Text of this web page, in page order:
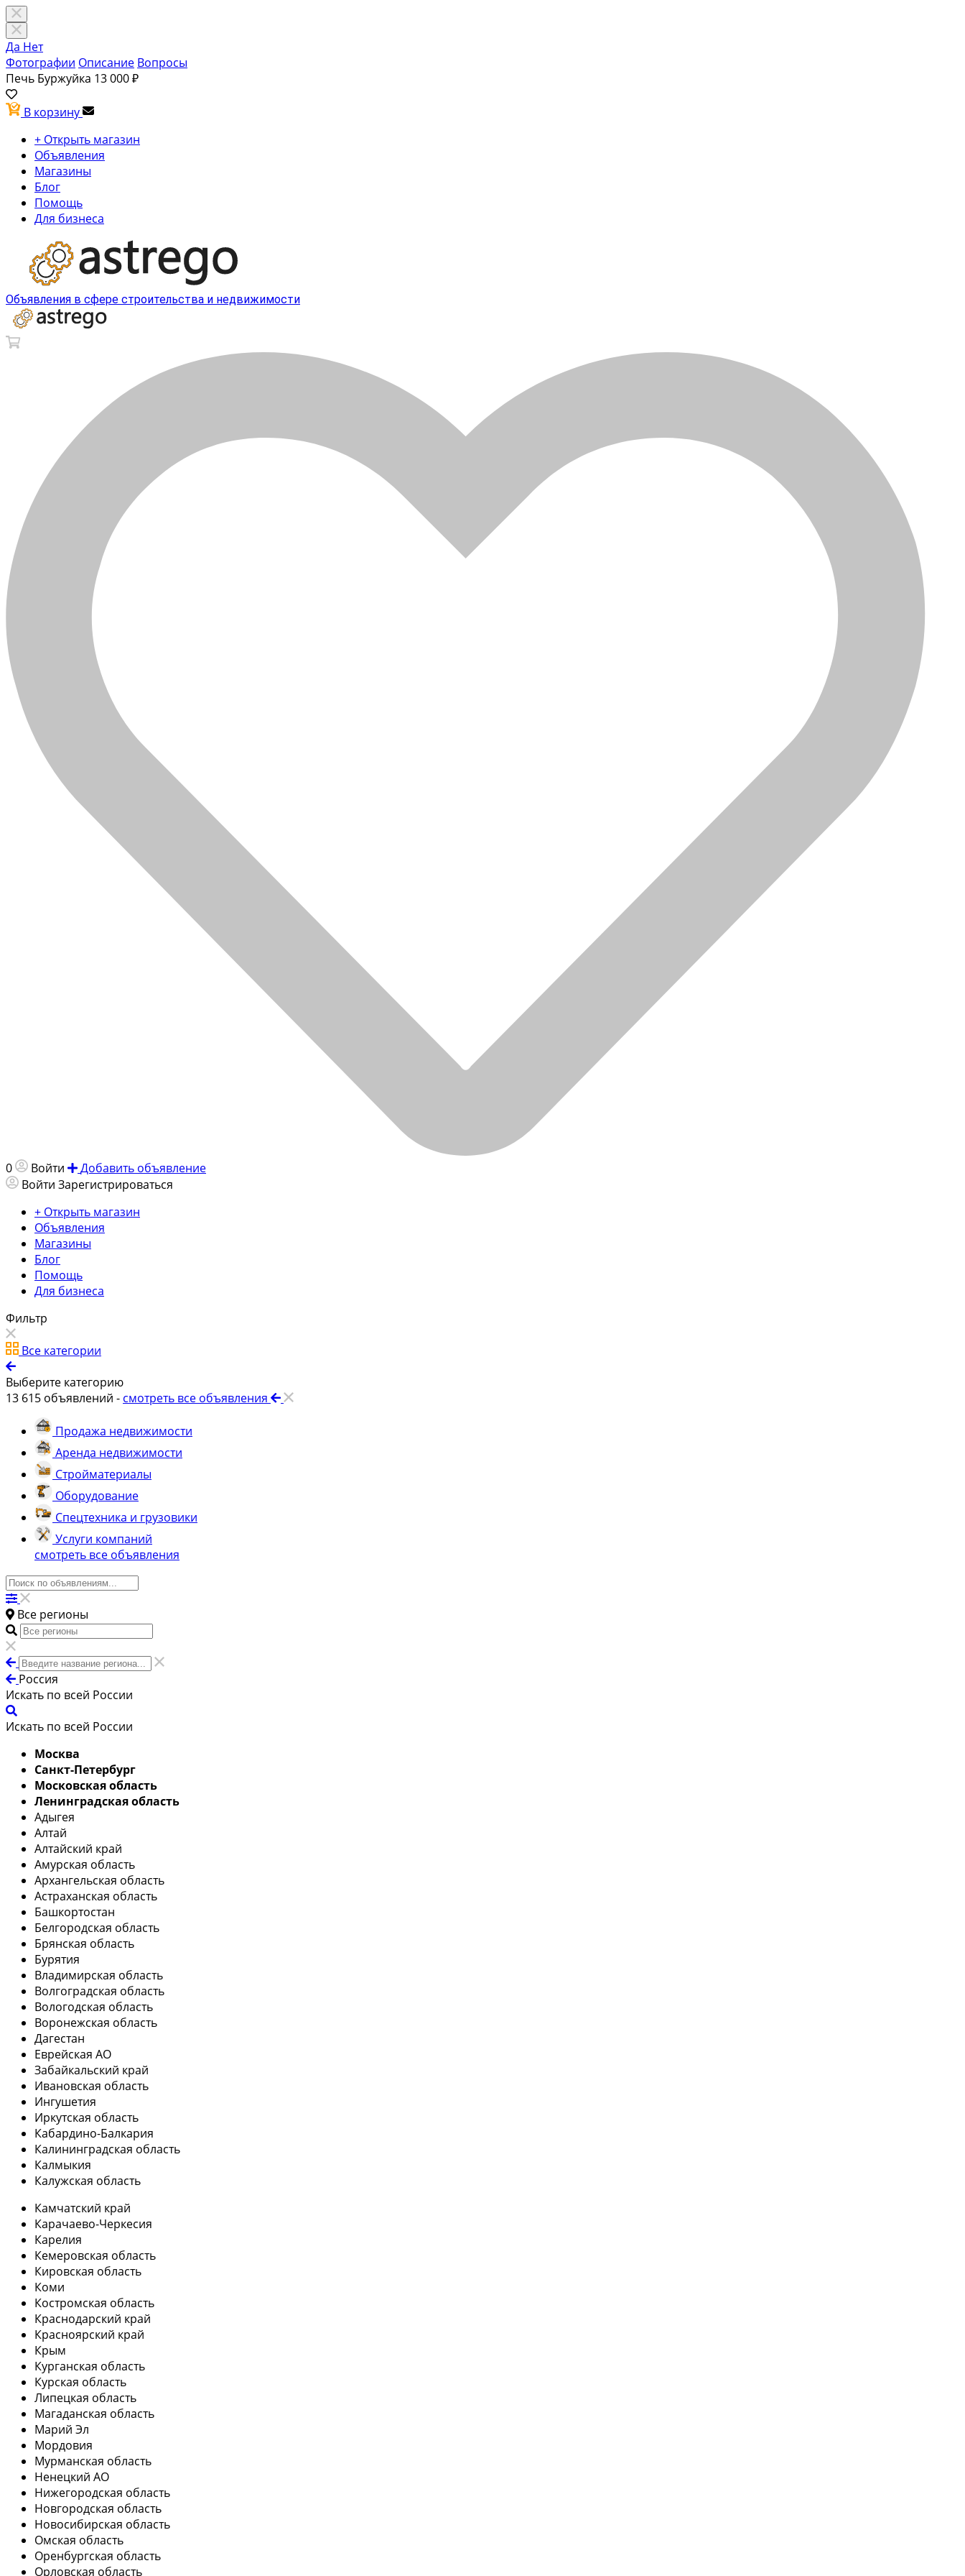
Да Нет
Фотографии Описание Вопросы
Печь Буржуйка 13 000 ₽
В корзину
+ Открыть магазин
Объявления
Магазины
Блог
Помощь
Для бизнеса
Объявления в сфере строительства и недвижимости
0 Войти
Добавить объявление
Войти Зарегистрироваться
+ Открыть магазин
Объявления
Магазины
Блог
Помощь
Для бизнеса
Фильтр
Все категории
Выберите категорию
13 615 объявлений - смотреть все объявления
Продажа недвижимости
Аренда недвижимости
Стройматериалы
Оборудование
Спецтехника и грузовики
Услуги компаний
смотреть все объявления
Все регионы
Россия
Искать по всей России
Искать по всей России
Москва
Санкт-Петербург
Московская область
Ленинградская область
Адыгея
Алтай
Алтайский край
Амурская область
Архангельская область
Астраханская область
Башкортостан
Белгородская область
Брянская область
Бурятия
Владимирская область
Волгоградская область
Вологодская область
Воронежская область
Дагестан
Еврейская АО
Забайкальский край
Ивановская область
Ингушетия
Иркутская область
Кабардино-Балкария
Калининградская область
Калмыкия
Калужская область
Камчатский край
Карачаево-Черкесия
Карелия
Кемеровская область
Кировская область
Коми
Костромская область
Краснодарский край
Красноярский край
Крым
Курганская область
Курская область
Липецкая область
Магаданская область
Марий Эл
Мордовия
Мурманская область
Ненецкий АО
Нижегородская область
Новгородская область
Новосибирская область
Омская область
Оренбургская область
Орловская область